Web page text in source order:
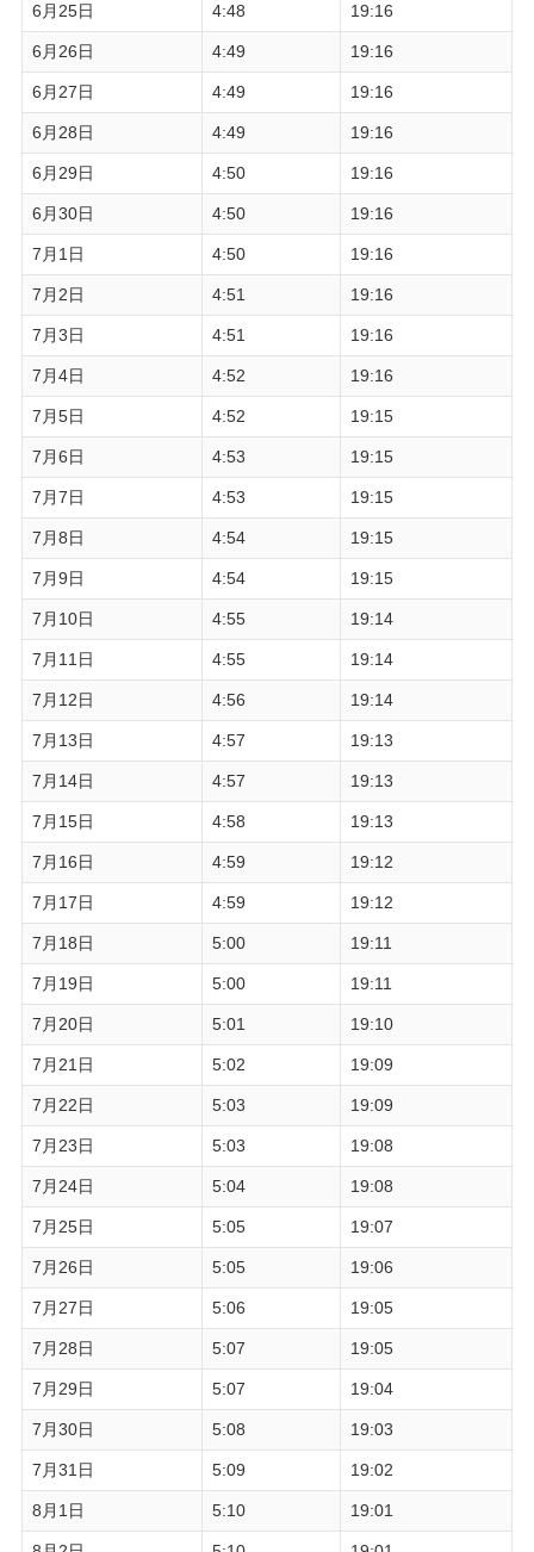
6月25日 4:48 19:16
6月26日 4:49 19:16
6月27日 4:49 19:16
6月28日 4:49 19:16
6月29日 4:50 19:16
6月30日 4:50 19:16
7月1日 4:50 19:16
7月2日 4:51 19:16
7月3日 4:51 19:16
7月4日 4:52 19:16
7月5日 4:52 19:15
7月6日 4:53 19:15
7月7日 4:53 19:15
7月8日 4:54 19:15
7月9日 4:54 19:15
7月10日 4:55 19:14
7月11日 4:55 19:14
7月12日 4:56 19:14
7月13日 4:57 19:13
7月14日 4:57 19:13
7月15日 4:58 19:13
7月16日 4:59 19:12
7月17日 4:59 19:12
7月18日 5:00 19:11
7月19日 5:00 19:11
7月20日 5:01 19:10
7月21日 5:02 19:09
7月22日 5:03 19:09
7月23日 5:03 19:08
7月24日 5:04 19:08
7月25日 5:05 19:07
7月26日 5:05 19:06
7月27日 5:06 19:05
7月28日 5:07 19:05
7月29日 5:07 19:04
7月30日 5:08 19:03
7月31日 5:09 19:02
8月1日 5:10 19:01